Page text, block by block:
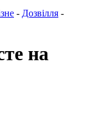
- Дозвілля -
на